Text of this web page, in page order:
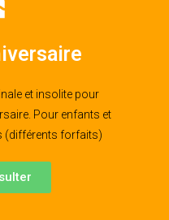
et insolite pour
Pour enfants et
(différents forfaits)